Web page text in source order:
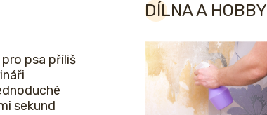
psa příliš
sekund
DÍLNA A HOBBY